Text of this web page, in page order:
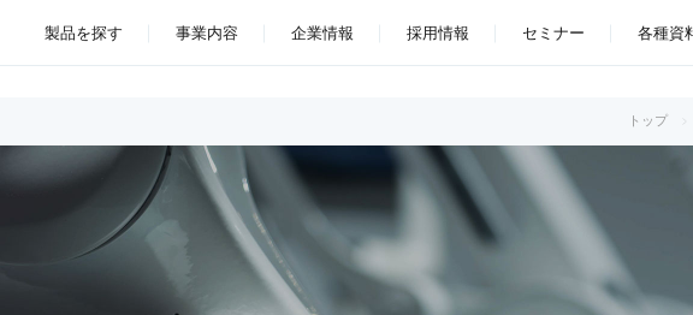
製品を探す 事業内容 企業情報 採用情報 セミナー 各種資
トップ